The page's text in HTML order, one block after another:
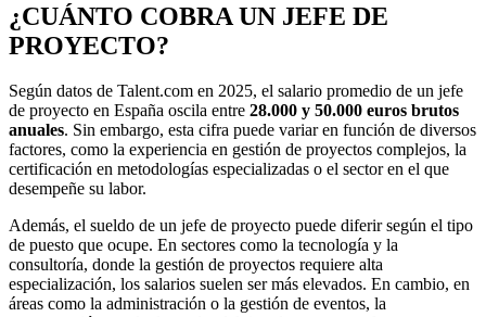
¿CUÁNTO COBRA UN JEFE DE
PROYECTO?
Según datos de Talent.com en 2025, el salario promedio de un jefe
de proyecto en España oscila entre 28.000 y 50.000 euros brutos
anuales. Sin embargo, esta cifra puede variar en función de diversos
factores, como la experiencia en gestión de proyectos complejos, la
certificación en metodologías especializadas o el sector en el que
desempeñe su labor.
Además, el sueldo de un jefe de proyecto puede diferir según el tipo
de puesto que ocupe. En sectores como la tecnología y la
consultoría, donde la gestión de proyectos requiere alta
especialización, los salarios suelen ser más elevados. En cambio, en
áreas como la administración o la gestión de eventos, la